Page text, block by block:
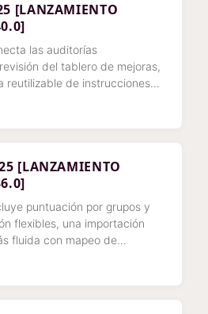
[LANZAMIENTO
las auditorías
del tablero de mejoras,
reutilizable de instrucciones
además de fechas de
para las instrucciones de
[LANZAMIENTO
puntuación por grupos y
flexibles, una importación
fluida con mapeo de
mínimos de cobertura de
de competencias.